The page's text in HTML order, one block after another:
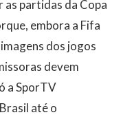
partidas da Copa
embora a Fifa
dos jogos
devem
a SporTV
até o